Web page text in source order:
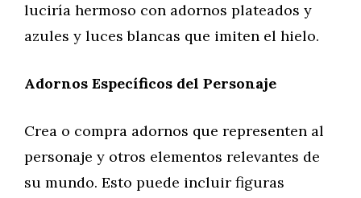
luciría hermoso con adornos plateados y
azules y luces blancas que imiten el hielo.
Adornos Específicos del Personaje
Crea o compra adornos que representen al
personaje y otros elementos relevantes de
su mundo. Esto puede incluir figuras